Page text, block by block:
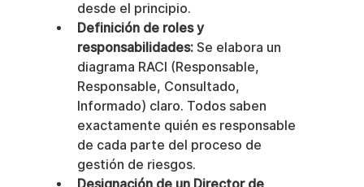
desde el principio.
Definición de roles y
responsabilidades: Se elabora un
diagrama RACI (Responsable,
Responsable, Consultado,
Informado) claro. Todos saben
exactamente quién es responsable
de cada parte del proceso de
gestión de riesgos.